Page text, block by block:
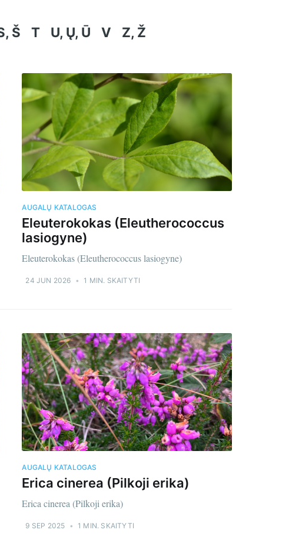
Š T U, Ų, Ū V Z, Ž
AUGALŲ KATALOGAS
Eleuterokokas (Eleutherococcus
lasiogyne)
Eleuterokokas (Eleutherococcus lasiogyne)
24 JUN 2026 • 1 MIN. SKAITYTI
AUGALŲ KATALOGAS
Erica cinerea (Pilkoji erika)
Erica cinerea (Pilkoji erika)
9 SEP 2025 • 1 MIN. SKAITYTI
Medeinos